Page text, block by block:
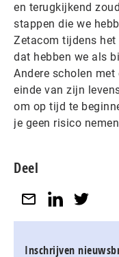
en terugkijkend
stappen die we
Zetacom tijdens het
dat hebben we als
Andere scholen
einde van zijn
om op tijd te
je geen risico
Deel
Inschrijven